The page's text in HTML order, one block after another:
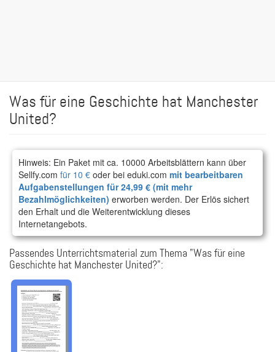
Was für eine Geschichte hat Manchester
United?
Hinweis: Ein Paket mit ca. 10000 Arbeitsblättern kann über
Sellfy.com für 10 € oder bei eduki.com mit bearbeitbaren
Aufgabenstellungen für 24,99 € (mit mehr
Bezahlmöglichkeiten) erworben werden. Der Erlös sichert
den Erhalt und die Weiterentwicklung dieses
Internetangebots.
Passendes Unterrichtsmaterial zum Thema "Was für eine
Geschichte hat Manchester United?":